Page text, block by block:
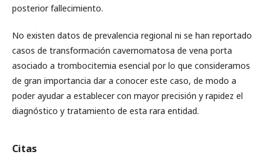
posterior fallecimiento.
No existen datos de prevalencia regional ni se han reportado
casos de transformación cavernomatosa de vena porta
asociado a trombocitemia esencial por lo que consideramos
de gran importancia dar a conocer este caso, de modo a
poder ayudar a establecer con mayor precisión y rapidez el
diagnóstico y tratamiento de esta rara entidad.
Citas